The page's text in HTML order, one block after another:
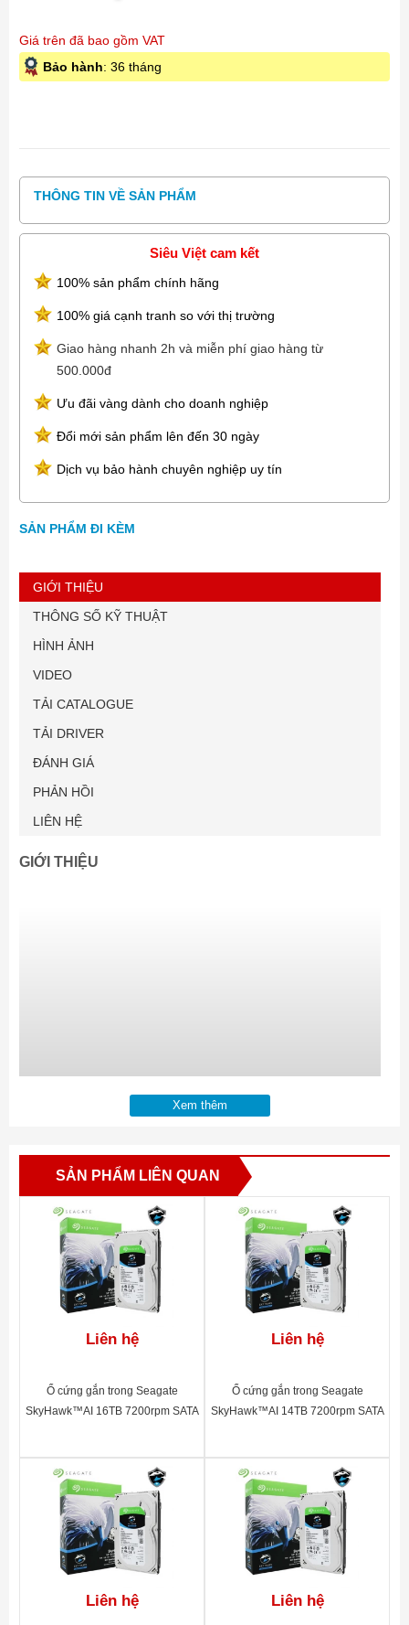
Giá trên đã bao gồm VAT
Bảo hành: 36 tháng
THÔNG TIN VỀ SẢN PHẨM
Siêu Việt cam kết
100% sản phẩm chính hãng
100% giá cạnh tranh so với thị trường
Giao hàng nhanh 2h và miễn phí giao hàng từ
500.000đ
Ưu đãi vàng dành cho doanh nghiệp
Đổi mới sản phẩm lên đến 30 ngày
Dịch vụ bảo hành chuyên nghiệp uy tín
SẢN PHẨM ĐI KÈM
GIỚI THIỆU
THÔNG SỐ KỸ THUẬT
HÌNH ẢNH
VIDEO
TẢI CATALOGUE
TẢI DRIVER
ĐÁNH GIÁ
PHẢN HỒI
LIÊN HỆ
GIỚI THIỆU
Xem thêm
SẢN PHẨM LIÊN QUAN
Liên hệ
Ổ cứng gắn trong Seagate
SkyHawk™AI 16TB 7200rpm SATA
Liên hệ
Ổ cứng gắn trong Seagate
SkyHawk™AI 14TB 7200rpm SATA
Liên hệ Liên hệ